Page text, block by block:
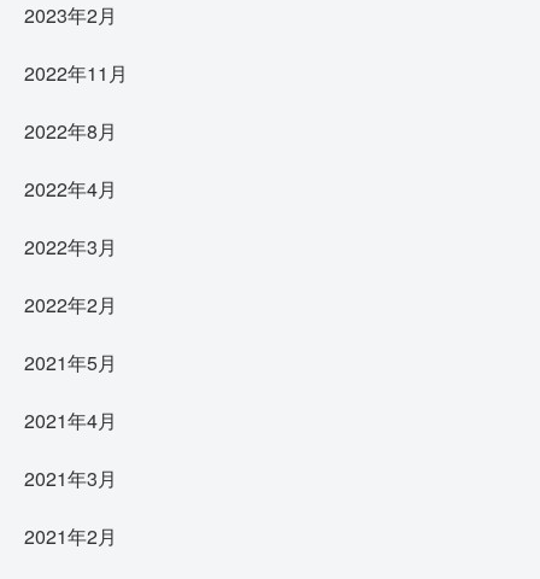
2023年2月
2022年11月
2022年8月
2022年4月
2022年3月
2022年2月
2021年5月
2021年4月
2021年3月
2021年2月